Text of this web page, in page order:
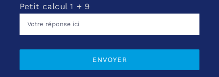
Petit calcul1 + 9